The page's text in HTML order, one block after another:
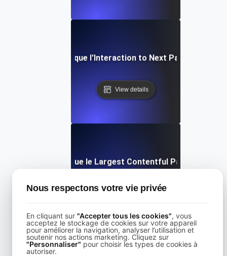
Qu'est-ce que l'Interaction to Next Paint (INP) ?
View details
Qu'est-ce que le Largest Contentful Paint (LCP) ?
View details
Nous respectons votre vie privée
En cliquant sur "Accepter tous les cookies", vous
acceptez le stockage de cookies sur votre appareil
pour améliorer la navigation, analyser l’utilisation et
soutenir nos actions marketing. Cliquez sur
"Personnaliser" pour choisir les types de cookies à
autoriser.